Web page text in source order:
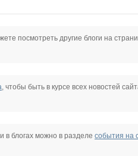
посмотреть другие блоги на
, чтобы быть в курсе всех новостей
в блогах можно в разделе события на